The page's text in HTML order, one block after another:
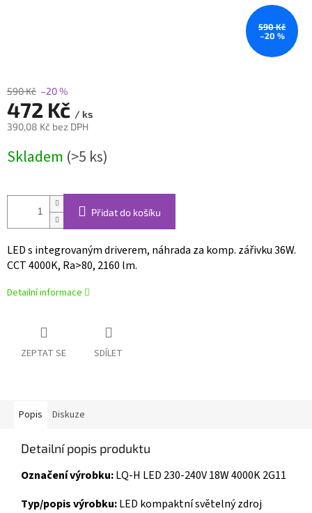
590 Kč
–20 %
590 Kč –20 %
472 Kč / ks
390,08 Kč bez DPH
cena:
Skladem (>5 ks)
Přidat do košíku
LED s integrovaným driverem, náhrada za komp. zářivku 36W.
CCT 4000K, Ra>80, 2160 lm.
Detailní informace
ZEPTAT SE SDÍLET
Popis Diskuze
Detailní popis produktu
Označení výrobku:LQ-H LED 230-240V 18W 4000K 2G11
Typ/popis výrobku:LED kompaktní světelný zdroj